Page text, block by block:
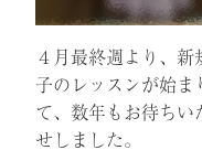
４月最終週より、
子のレッスンが始ま
て、数年もお待ち
せしました。